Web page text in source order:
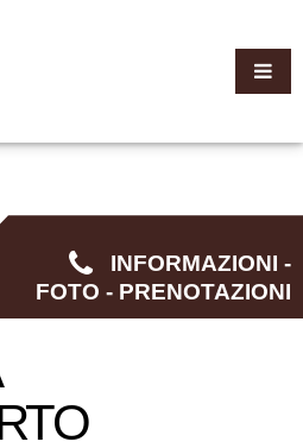
INFORMAZIONI -
FOTO - PRENOTAZIONI